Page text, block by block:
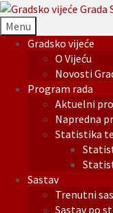
Menu
Gradsko vijeće
O Vijeću
Novosti
Program rada
Aktuelni
Napredna
Statistika
Sastav
Trenutni
Sastav po